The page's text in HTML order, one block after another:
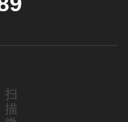
扫
描